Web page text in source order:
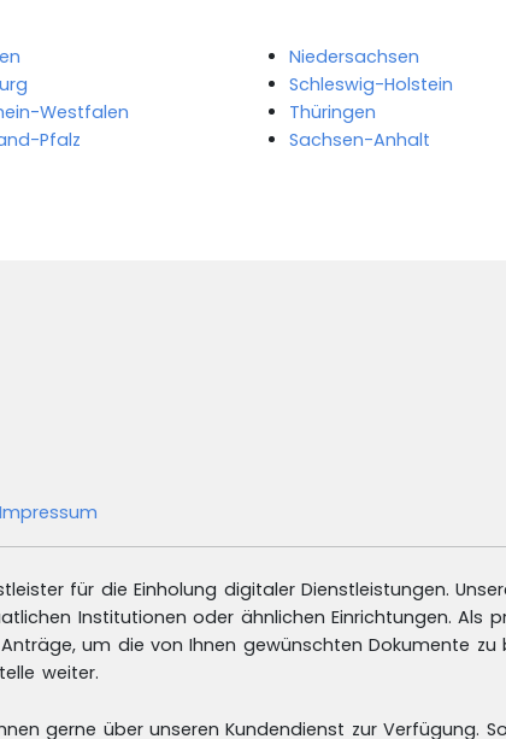
Westfalen
Pfalz
Niedersachsen
Schleswig-Holstein
Thüringen
Sachsen-Anhalt
Impressum
für die Einholung digitaler Dienstleistungen.
Institutionen oder ähnlichen Einrichtungen. Als
um die von Ihnen gewünschten Dokumente
weiter.
gerne über unseren Kundendienst zur Verfügung.